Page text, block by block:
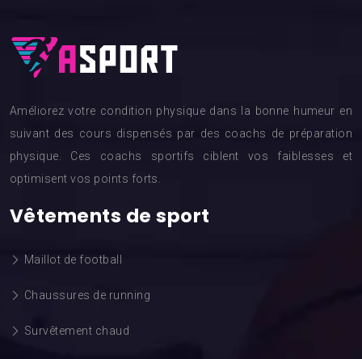
Améliorez votre condition physique dans la bonne humeur en
suivant des cours dispensés par des coachs de préparation
physique. Ces coachs sportifs ciblent vos faiblesses et
optimisent vos points forts.
Vêtements de sport
Maillot de football
Chaussures de running
Survêtement chaud